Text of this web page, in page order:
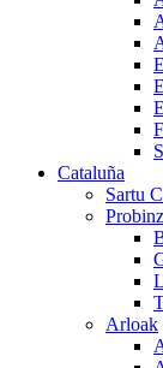
Cataluña
Sartu
Arloak